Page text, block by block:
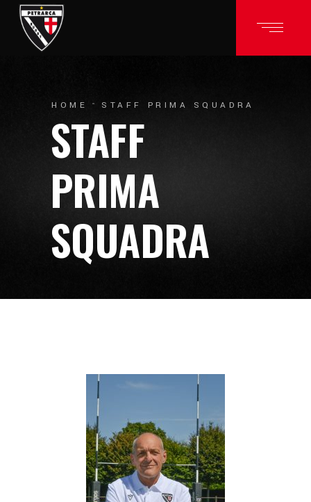
HOME STAFF PRIMA SQUADRA
STAFF
PRIMA
SQUADRA